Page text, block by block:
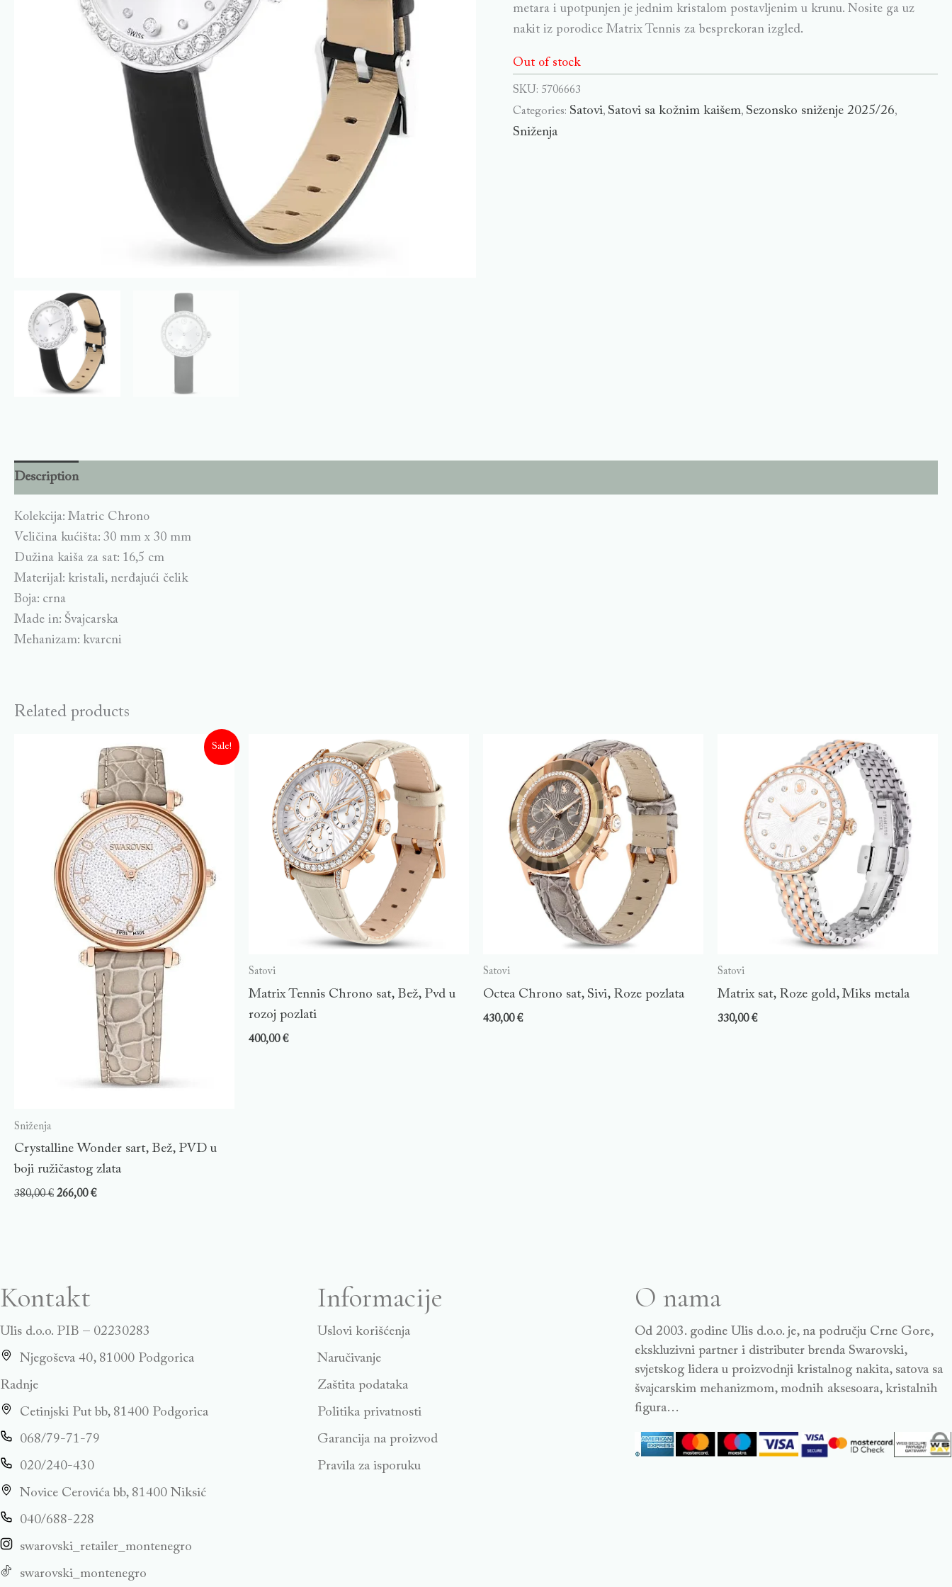
metara i upotpunjen je jednim kristalom postavljenim u krunu. Nosite ga uz
nakit iz porodice Matrix Tennis za besprekoran izgled.
Out of stock
SKU: 5706663
Categories: Satovi, Satovi sa kožnim kaišem, Sezonsko sniženje 2025/26,
Sniženja
Description
Kolekcija: Matric Chrono
Veličina kućišta: 30 mm x 30 mm
Dužina kaiša za sat: 16,5 cm
Materijal: kristali, nerđajući čelik
Boja: crna
Made in: Švajcarska
Mehanizam: kvarcni
Related products
Sale!
Sniženja
Crystalline Wonder sart, Bež, PVD u
boji ružičastog zlata
380,00€ 266,00€
Satovi
Matrix Tennis Chrono sat, Bež, Pvd u
rozoj pozlati
400,00€
Satovi
Octea Chrono sat, Sivi, Roze pozlata
430,00€
Satovi
Matrix sat, Roze gold, Miks metala
330,00€
Kontakt
Ulis d.o.o. PIB – 02230283
Njegoševa 40, 81000 Podgorica
Radnje
Cetinjski Put bb, 81400 Podgorica
068/79-71-79
020/240-430
Novice Cerovića bb, 81400 Niksić
040/688-228
swarovski_retailer_montenegro
swarovski_montenegro
Informacije
Uslovi korišćenja
Naručivanje
Zaštita podataka
Politika privatnosti
Garancija na proizvod
Pravila za isporuku
O nama
Od 2003. godine Ulis d.o.o. je, na području Crne Gore,
ekskluzivni partner i distributer brenda Swarovski,
svjetskog lidera u proizvodnji kristalnog nakita, satova sa
švajcarskim mehanizmom, modnih aksesoara, kristalnih
figura…